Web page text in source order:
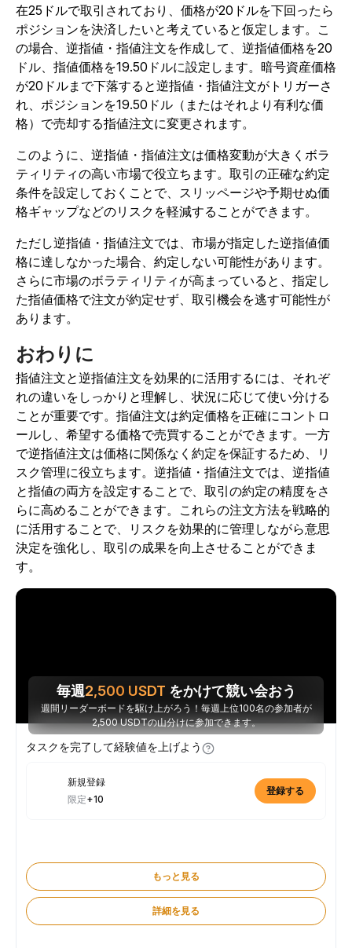
在25ドルで取引されており、価格が20ドルを下回ったら
ポジションを決済したいと考えていると仮定します。こ
の場合、逆指値・指値注文を作成して、逆指値価格を20
ドル、指値価格を19.50ドルに設定します。暗号資産価格
が20ドルまで下落すると逆指値・指値注文がトリガーさ
れ、ポジションを19.50ドル（またはそれより有利な価
格）で売却する指値注文に変更されます。
このように、逆指値・指値注文は価格変動が大きくボラ
ティリティの高い市場で役立ちます。取引の正確な約定
条件を設定しておくことで、スリッページや予期せぬ価
格ギャップなどのリスクを軽減することができます。
ただし逆指値・指値注文では、市場が指定した逆指値価
格に達しなかった場合、約定しない可能性があります。
さらに市場のボラティリティが高まっていると、指定し
た指値価格で注文が約定せず、取引機会を逃す可能性が
あります。
おわりに
指値注文と逆指値注文を効果的に活用するには、それぞ
れの違いをしっかりと理解し、状況に応じて使い分ける
ことが重要です。指値注文は約定価格を正確にコントロ
ールし、希望する価格で売買することができます。一方
で逆指値注文は価格に関係なく約定を保証するため、リ
スク管理に役立ちます。逆指値・指値注文では、逆指値
と指値の両方を設定することで、取引の約定の精度をさ
らに高めることができます。これらの注文方法を戦略的
に活用することで、リスクを効果的に管理しながら意思
決定を強化し、取引の成果を向上させることができま
す。
毎週2,500 USDT をかけて競い会おう
週間リーダーボードを駆け上がろう！毎週上位100名の参加者が
2,500 USDTの山分けに参加できます。
タスクを完了して経験値を上げよう
新規登録
限定+10
登録する
もっと見る
詳細を見る